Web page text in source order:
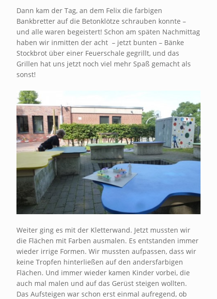
Dann kam der Tag, an dem Felix die farbigen
Bankbretter auf die Betonklötze schrauben konnte –
und alle waren begeistert! Schon am späten Nachmittag
haben wir inmitten der acht – jetzt bunten – Bänke
Stockbrot über einer Feuerschale gegrillt, und das
Grillen hat uns jetzt noch viel mehr Spaß gemacht als
sonst!
Weiter ging es mit der Kletterwand. Jetzt mussten wir
die Flächen mit Farben ausmalen. Es entstanden immer
wieder irrige Formen. Wir mussten aufpassen, dass wir
keine Tropfen hinterließen auf den andersfarbigen
Flächen. Und immer wieder kamen Kinder vorbei, die
auch mal malen und auf das Gerüst steigen wollten.
Das Aufsteigen war schon erst einmal aufregend, ob